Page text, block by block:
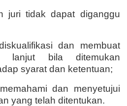
juri tidak dapat diganggu
dan membuat
lanjut bila ditemukan
syarat dan ketentuan;
dan menyetujui
yang telah ditentukan.